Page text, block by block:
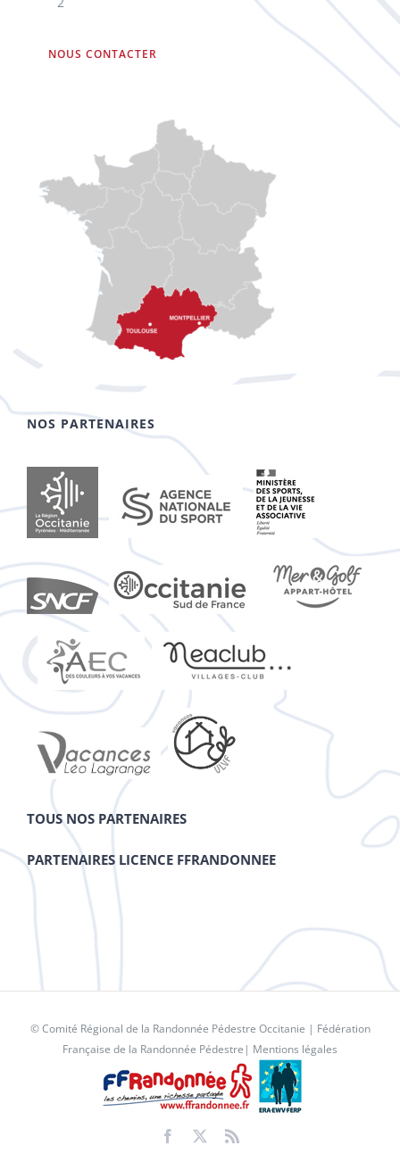
NOUS CONTACTER
NOS PARTENAIRES
TOUS NOS PARTENAIRES
PARTENAIRES LICENCE FFRANDONNEE
© Comité Régional de la Randonnée Pédestre Occitanie | Fédération
Française de la Randonnée Pédestre | Mentions légales
Facebook